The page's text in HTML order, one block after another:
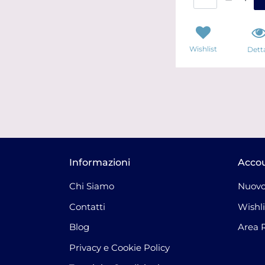
Wishlist
Informazioni
Chi Siamo
Contatti
Blog
Privacy e Cookie Policy
Area